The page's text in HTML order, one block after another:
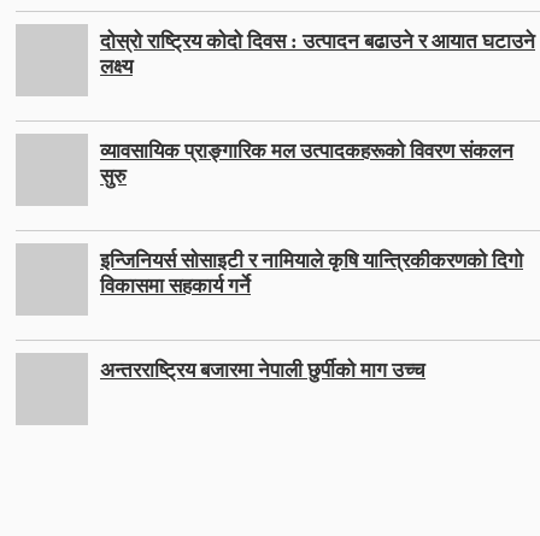
दोस्रो राष्ट्रिय कोदो दिवस : उत्पादन बढाउने र आयात घटाउने
लक्ष्य
व्यावसायिक प्राङ्गारिक मल उत्पादकहरूको विवरण संकलन
सुरु
इन्जिनियर्स सोसाइटी र नामियाले कृषि यान्त्रिकीकरणको दिगो
विकासमा सहकार्य गर्ने
अन्तरराष्ट्रिय बजारमा नेपाली छुर्पीको माग उच्च